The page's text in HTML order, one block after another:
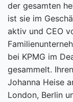
der gesamten
ist sie im
aktiv und CEO
bei KPMG im
gesammelt.
Johanna Heise
London, Berlin